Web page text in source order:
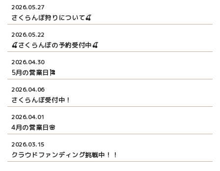
2026.05.27
さくらんぼ狩りについて🍒
2026.05.22
🍒さくらんぼの予約受付中🍒
2026.04.30
5月の営業日🎏
2026.04.06
さくらんぼ受付中！
2026.04.01
4月の営業日🌸
2026.03.15
クラウドファンディング挑戦中！！